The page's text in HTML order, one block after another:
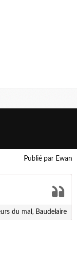
Publié par Ewan
du mal, Baudelaire